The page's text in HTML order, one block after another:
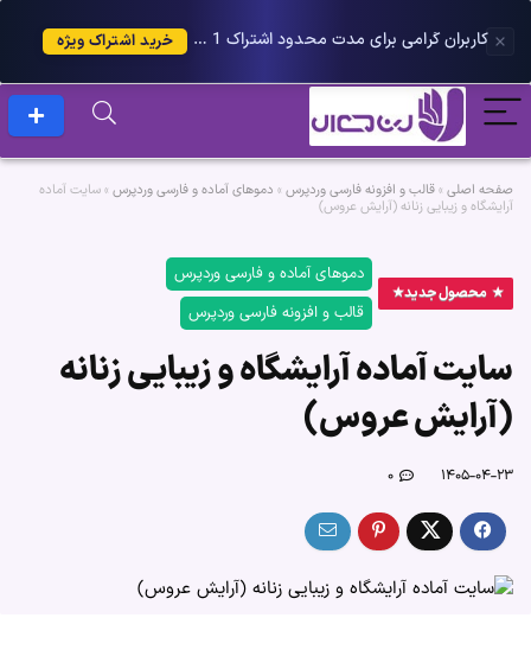
کاربران گرامی برای مدت محدود اشتراک 1 ساله پلاس را می توانید با 25 درصد تخفیف دریافت کنید. خرید اشتراک ویژه
صفحه اصلی »قالب و افزونه فارسی وردپرس » دموهای آماده و فارسی وردپرس »سایت آماده
آرایشگاه و زیبایی زنانه (آرایش عروس)
محصول جدید
دموهای آماده و فارسی وردپرس
قالب و افزونه فارسی وردپرس
سایت آماده آرایشگاه و زیبایی زنانه
(آرایش عروس)
۱۴۰۵-۰۴-۲۳ ۰